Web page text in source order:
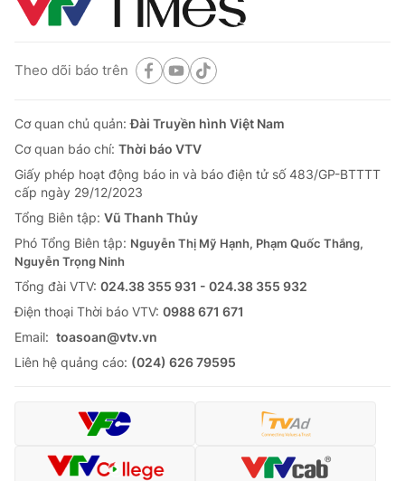
Theo dõi báo trên
Cơ quan chủ quản:Đài Truyền hình Việt Nam
Cơ quan báo chí: Thời báo VTV
Giấy phép hoạt động báo in và báo điện tử số 483/GP-BTTTT
cấp ngày 29/12/2023
Tổng Biên tập: Vũ Thanh Thủy
Phó Tổng Biên tập: Nguyễn Thị Mỹ Hạnh, Phạm Quốc Thắng,
Nguyễn Trọng Ninh
Tổng đài VTV: 024.38 355 931 - 024.38 355 932
Ðiện thoại Thời báo VTV: 0988 671 671
Email: toasoan@vtv.vn
Liên hệ quảng cáo: (024) 626 79595